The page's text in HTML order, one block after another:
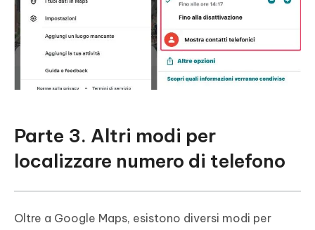
Parte 3. Altri modi per
localizzare numero di telefono
Oltre a Google Maps, esistono diversi modi per